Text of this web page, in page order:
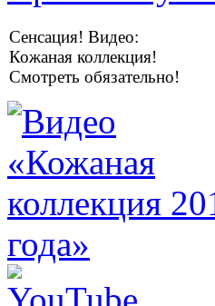
Сенсация! Видео:
Кожаная коллекция!
Смотреть обязательно!